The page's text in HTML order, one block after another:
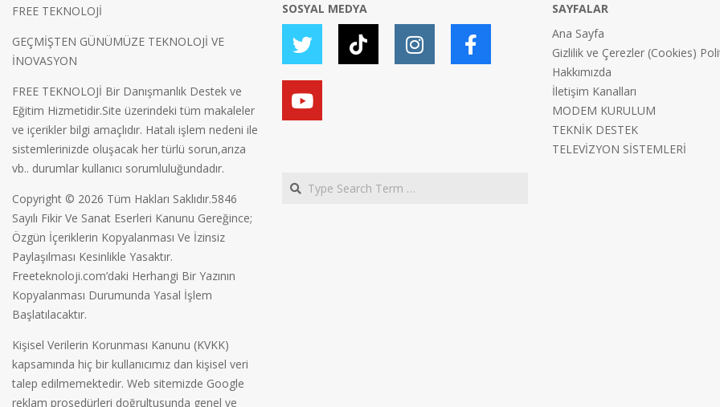
FREE TEKNOLOJİ
GEÇMİŞTEN GÜNÜMÜZE TEKNOLOJİ VE
İNOVASYON
FREE TEKNOLOJİ Bir Danışmanlık Destek ve
Eğitim Hizmetidir.Site üzerindeki tüm makaleler
ve içerikler bilgi amaçlıdır. Hatalı işlem nedeni ile
sistemlerinizde oluşacak her türlü sorun,arıza
vb.. durumlar kullanıcı sorumluluğundadır.
Copyright © 2026 Tüm Hakları Saklıdır.5846
Sayılı Fikir Ve Sanat Eserleri Kanunu Gereğince;
Özgün İçeriklerin Kopyalanması Ve İzinsiz
Paylaşılması Kesinlikle Yasaktır.
Freeteknoloji.com’daki Herhangi Bir Yazının
Kopyalanması Durumunda Yasal İşlem
Başlatılacaktır.
Kişisel Verilerin Korunması Kanunu (KVKK)
kapsamında hiç bir kullanıcımız dan kişisel veri
talep edilmemektedir. Web sitemizde Google
reklam prosedürleri doğrultusunda genel ve
SOSYAL MEDYA
Search
SAYFALAR
Ana Sayfa
Gizlilik ve Çerezler (Cookies)
Hakkımızda
İletişim Kanalları
MODEM KURULUM
TEKNİK DESTEK
TELEVİZYON SİSTEMLERİ